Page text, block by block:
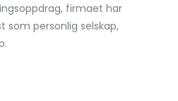
firmaet har
som personlig selskap,